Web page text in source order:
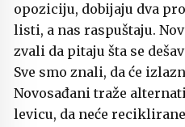
opoziciju, dobijaju dva
listi, a nas raspuštaju.
zvali da pitaju šta se
Sve smo znali, da će
Novosađani traže
levicu, da neće